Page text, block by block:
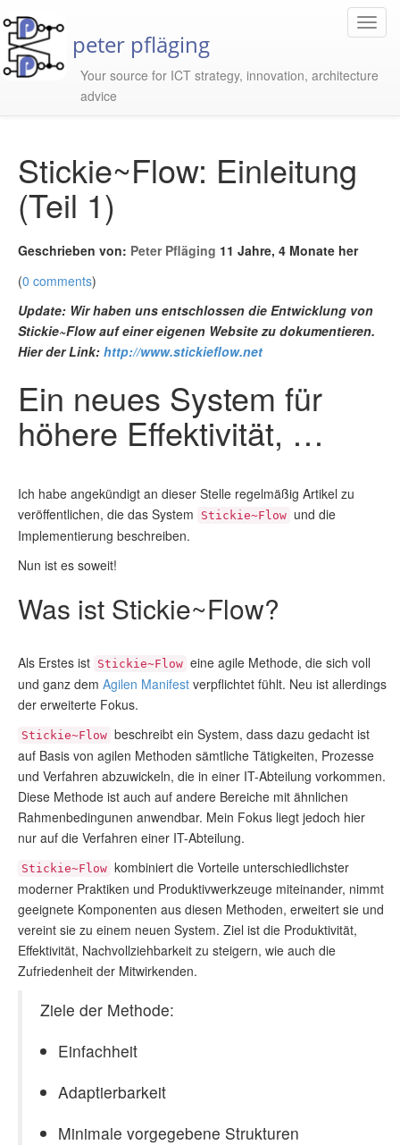
peter pfläging
Your source for ICT strategy, innovation, architecture
advice
Stickie~Flow: Einleitung
(Teil 1)
Geschrieben von: Peter Pfläging 11 Jahre, 4 Monate her
(0 comments)
Update: Wir haben uns entschlossen die Entwicklung von
Stickie~Flow auf einer eigenen Website zu dokumentieren.
Hier der Link: http://www.stickieflow.net
Ein neues System für
höhere Effektivität, …
Ich habe angekündigt an dieser Stelle regelmäßig Artikel zu
veröffentlichen, die das System
Stickie~Flow und die
Implementierung beschreiben.
Nun ist es soweit!
Was ist Stickie~Flow?
Als Erstes ist Stickie~Flow eine agile Methode, die sich voll
und ganz dem Agilen Manifest verpflichtet fühlt. Neu ist allerdings
der erweiterte Fokus.
Stickie~Flow beschreibt ein System, dass dazu gedacht ist
auf Basis von agilen Methoden sämtliche Tätigkeiten, Prozesse
und Verfahren abzuwickeln, die in einer IT-Abteilung vorkommen.
Diese Methode ist auch auf andere Bereiche mit ähnlichen
Rahmenbedingunen anwendbar. Mein Fokus liegt jedoch hier
nur auf die Verfahren einer IT-Abteilung.
Stickie~Flow kombiniert die Vorteile unterschiedlichster
moderner Praktiken und Produktivwerkzeuge miteinander, nimmt
geeignete Komponenten aus diesen Methoden, erweitert sie und
vereint sie zu einem neuen System. Ziel ist die Produktivität,
Effektivität, Nachvollziehbarkeit zu steigern, wie auch die
Zufriedenheit der Mitwirkenden.
Ziele der Methode:
Einfachheit
Adaptierbarkeit
Minimale vorgegebene Strukturen